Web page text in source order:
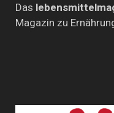
Das
Magazin zu